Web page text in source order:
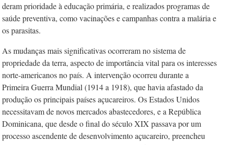
deram prioridade à educação primária, e realizados programas de
saúde preventiva, como vacinações e campanhas contra a malária e
os parasitas.
As mudanças mais significativas ocorreram no sistema de
propriedade da terra, aspecto de importância vital para os interesses
norte-americanos no país. A intervenção ocorreu durante a
Primeira Guerra Mundial (1914 a 1918), que havia afastado da
produção os principais países açucareiros. Os Estados Unidos
necessitavam de novos mercados abastecedores, e a República
Dominicana, que desde o final do século XIX passava por um
processo ascendente de desenvolvimento açucareiro, preencheu